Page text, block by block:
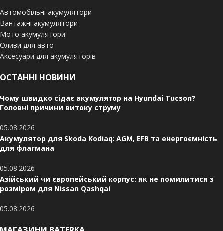
Автомобільні акумулятори
Вантажні акумулятори
Мото акумулятори
Оливи для авто
Аксесуари для акумуляторів
ОСТАННІ НОВИНИ
Чому швидко сідає акумулятор на Hyundai Tucson?
Головні причини витоку струму
05.08.2026
Акумулятор для Skoda Kodiaq: AGM, EFB та енергоємність
для флагмана
05.08.2026
Азійський чи європейський корпус: як не помилитися з
розміром для Nissan Qashqai
05.08.2026